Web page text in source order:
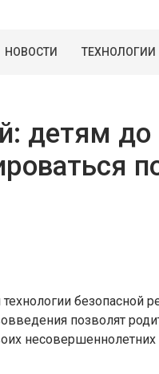
НОВОСТИ ТЕХНОЛОГИИ
детям до
безопасной
позволят